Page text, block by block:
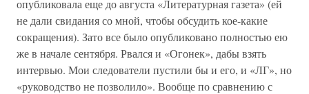
опубликовала еще до августа «Литературная газета» (ей
не дали свидания со мной, чтобы обсудить кое-какие
сокращения). Зато все было опубликовано полностью ею
же в начале сентября. Рвался и «Огонек», дабы взять
интервью. Мои следователи пустили бы и его, и «ЛГ», но
«руководство не позволило». Вообще по сравнению с